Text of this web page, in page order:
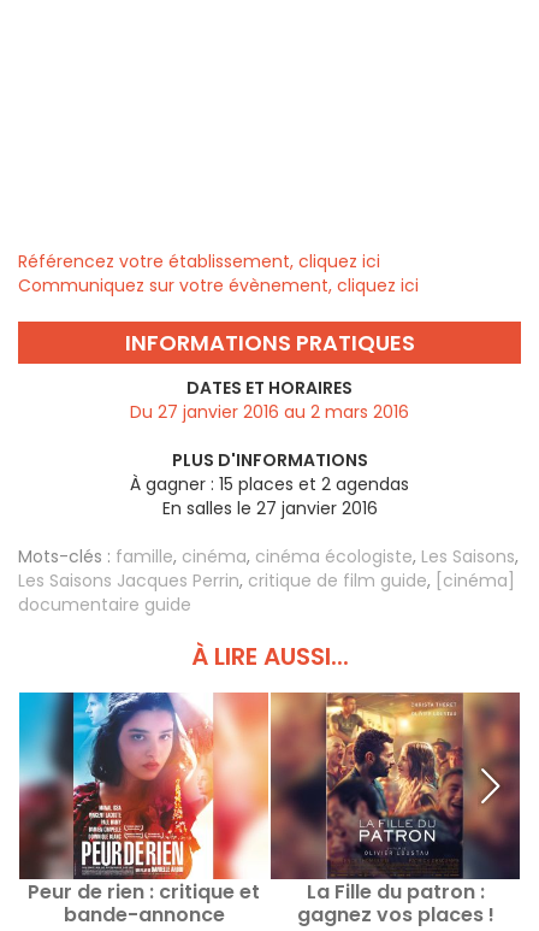
Référencez votre établissement, cliquez ici
Communiquez sur votre évènement, cliquez ici
INFORMATIONS PRATIQUES
DATES ET HORAIRES
Du 27 janvier 2016 au 2 mars 2016
PLUS D'INFORMATIONS
À gagner : 15 places et 2 agendas
En salles le 27 janvier 2016
Mots-clés : famille, cinéma, cinéma écologiste, Les Saisons,
Les Saisons Jacques Perrin, critique de film guide, [cinéma]
documentaire guide
À LIRE AUSSI...
Peur de rien : critique et
bande-annonce
La Fille du patron :
gagnez vos places !